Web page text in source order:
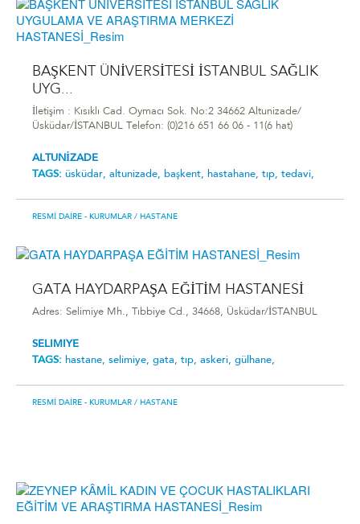
BAŞKENT ÜNİVERSİTESİ İSTANBUL SAĞLIK
UYG...
İletişim : Kısıklı Cad. Oymacı Sok. No:2 34662 Altunizade/
Üsküdar/İSTANBUL Telefon: (0)216 651 66 06 - 11(6 hat)
ALTUNİZADE
TAGS: üsküdar, altunizade, başkent, hastahane, tıp, tedavi,
RESMI DAIRE - KURUMLAR / HASTANE
GATA HAYDARPAŞA EĞİTİM HASTANESİ
Adres: Selimiye Mh., Tıbbiye Cd., 34668, Üsküdar/İSTANBUL
SELIMIYE
TAGS: hastane, selimiye, gata, tıp, askeri, gülhane,
RESMI DAIRE - KURUMLAR / HASTANE